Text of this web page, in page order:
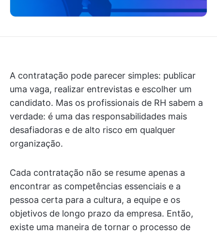
A contratação pode parecer simples: publicar
uma vaga, realizar entrevistas e escolher um
candidato. Mas os profissionais de RH sabem a
verdade: é uma das responsabilidades mais
desafiadoras e de alto risco em qualquer
organização.
Cada contratação não se resume apenas a
encontrar as competências essenciais e a
pessoa certa para a cultura, a equipe e os
objetivos de longo prazo da empresa. Então,
existe uma maneira de tornar o processo de